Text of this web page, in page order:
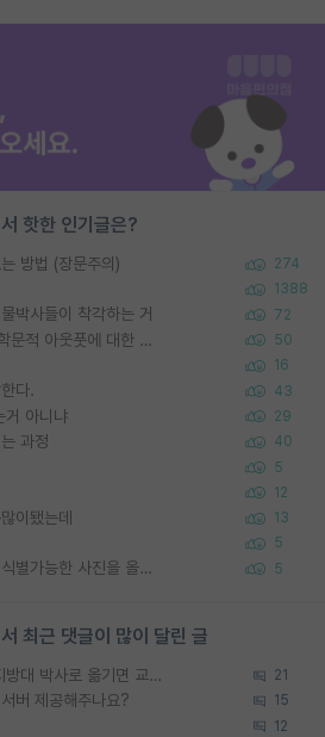
핫한 인기글은?
방법 (장문주의) 274
1388
박사들이 착각하는 거 72
포스텍 억까에 대해 (동문의 학문적 아웃풋에 대한 반박) 50
16
다. 43
거 아니냐 29
과정 40
5
12
이됐는데 13
5
정보보안 연구하는 입장에선 식별가능한 사진을 올리는건 비추이긴함 5
최근 댓글이 많이 달린 글
SSH 박사과정을 그만두고 지방대 박사로 옮기면 교수의 꿈은 끝일까요? 21
버 제공해주나요? 15
12